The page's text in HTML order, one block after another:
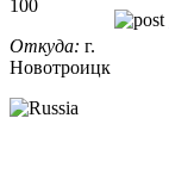
100
Откуда: г.
Новотроицк